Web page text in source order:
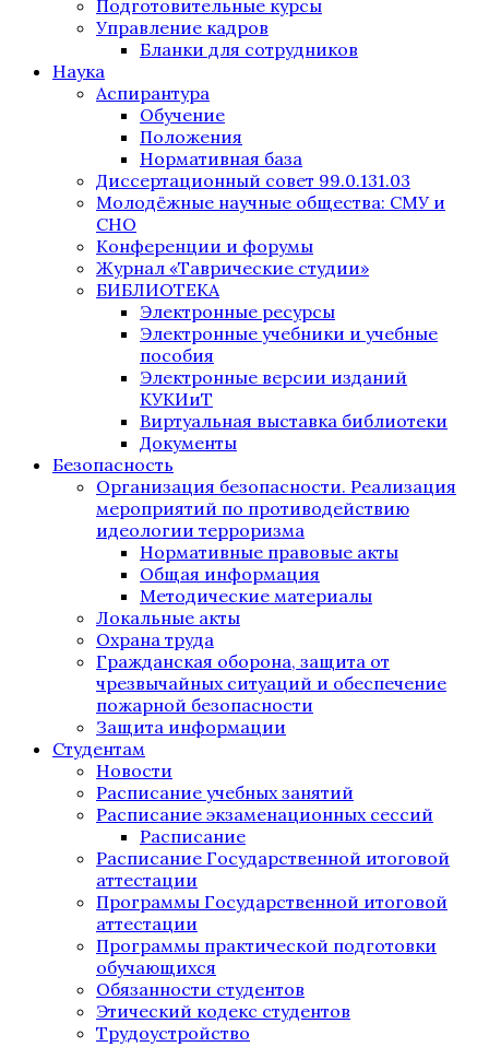
Подготовительные курсы
Управление кадров
Бланки для сотрудников
Наука
Аспирантура
Обучение
Положения
Нормативная база
Диссертационный совет 99.0.131.03
Молодёжные научные общества: СМУ и
СНО
Конференции и форумы
Журнал «Таврические студии»
БИБЛИОТЕКА
Электронные ресурсы
Электронные учебники и учебные
пособия
Электронные версии изданий
КУКИиТ
Виртуальная выставка библиотеки
Документы
Безопасность
Организация безопасности. Реализация
мероприятий по противодействию
идеологии терроризма
Нормативные правовые акты
Общая информация
Методические материалы
Локальные акты
Охрана труда
Гражданская оборона, защита от
чрезвычайных ситуаций и обеспечение
пожарной безопасности
Защита информации
Студентам
Новости
Расписание учебных занятий
Расписание экзаменационных сессий
Расписание
Расписание Государственной итоговой
аттестации
Программы Государственной итоговой
аттестации
Программы практической подготовки
обучающихся
Обязанности студентов
Этический кодекс студентов
Трудоустройство